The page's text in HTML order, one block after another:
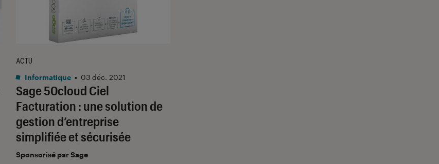
Sage 50cloud Ciel
Facturation : une solution de
gestion d’entreprise
simplifiée et sécurisée
ACTU
Informatique • 03 déc. 2021
Sponsorisé par Sage